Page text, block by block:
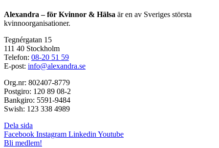
Alexandra – för Kvinnor & Hälsa är en av Sveriges största
kvinnoorganisationer.
Tegnérgatan 15
111 40 Stockholm
Telefon: 08-20 51 59
E-post: info@alexandra.se
Org.nr: 802407-8779
Postgiro: 120 89 08-2
Bankgiro: 5591-9484
Swish: 123 338 4989
Dela sida
Facebook Instagram Linkedin Youtube
Bli medlem!